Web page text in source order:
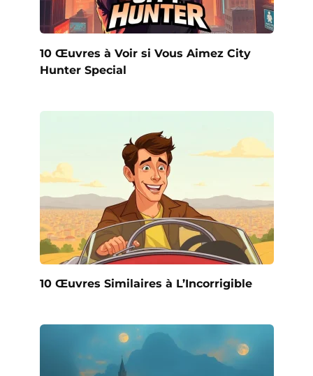
10 Œuvres à Voir si Vous Aimez City
Hunter Special
10 Œuvres Similaires à L’Incorrigible